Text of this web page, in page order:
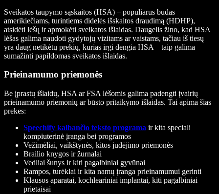
Sveikatos taupymo sąskaitos (HSA) – populiarus būdas
amerikiečiams, turintiems didelės išskaitos draudimą (HDHP),
atsidėti lėšų ir apmokėti sveikatos išlaidas. Daugelis žino, kad HSA
lėšas galima naudoti gydytojų vizitams ar vaistams, tačiau iš tiesų
yra daug netikėtų prekių, kurias irgi dengia HSA – taip galima
sumažinti papildomas sveikatos išlaidas.
Prieinamumo priemonės
Be įprastų išlaidų, HSA ar FSA lėšomis galima padengti įvairių
prieinamumo priemonių ar būsto pritaikymo išlaidas. Tai apima šias
prekes:
Speechify kalbančio teksto programa ir kita speciali
kompiuterinė įranga bei programos
Vežimėliai, vaikštynės, kitos judėjimo priemonės
Brailio knygos ir žurnalai
Vedliai šunys ir kiti pagalbiniai gyvūnai
Rampos, turėklai ir kita namų įranga prieinamumui gerinti
Klausos aparatai, kochleariniai implantai, kiti pagalbiniai
prietaisai